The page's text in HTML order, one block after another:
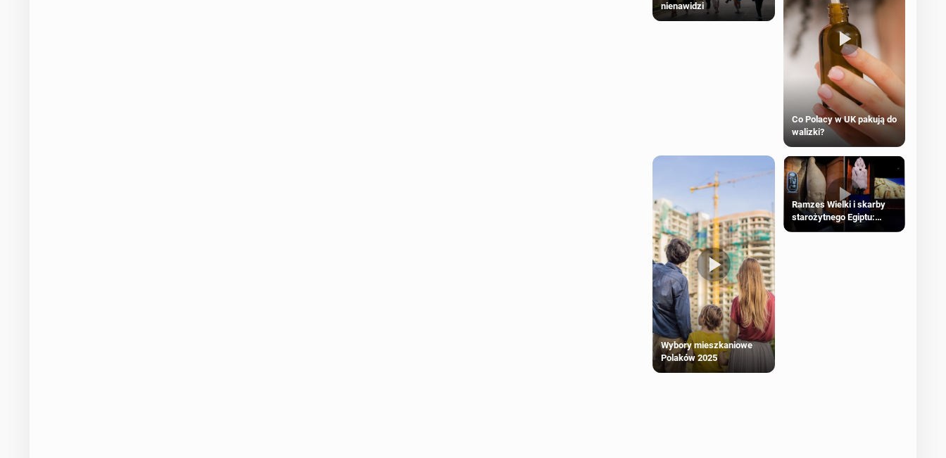
nienawidzi
Co Polacy w UK pakują do
walizki?
Wybory mieszkaniowe
Polaków 2025
Ramzes Wielki i skarby
starożytnego Egiptu:
Wyjątkowa wystawa w